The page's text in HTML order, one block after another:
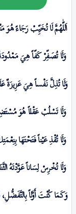
اَللّٰهُمَّ لَا تُخَیِّبْ رَجَاءً
وَلَا تُصَفِّرْ کَفّاً هِيَ
وَلَا تُذِلَّ نَفْساً هِيَ عَزِیزَةٌ
وَلَا تَسْلُبْ عَقْلاً هُوَ
وَلَا تُقْذِ عَیْناً فَتَحْتَهَا
وَلَا تُخْرِسْ لِسَاناً عَوَّدْتَهُ
وَکَمَا کُنْتَ أَوَّلاً